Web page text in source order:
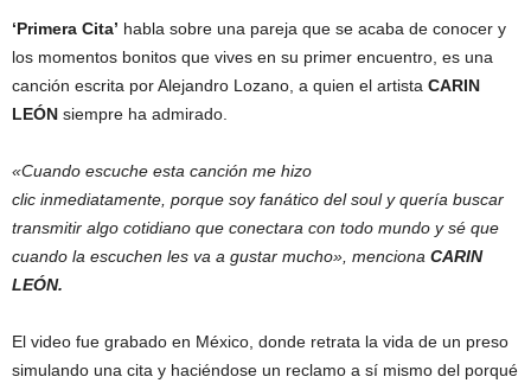
‘Primera Cita’ habla sobre una pareja que se acaba de conocer y
los momentos bonitos que vives en su primer encuentro, es una
canción escrita por Alejandro Lozano, a quien el artista CARIN
LEÓN siempre ha admirado.
«Cuando escuche esta canción me hizo
clic inmediatamente, porque soy fanático del soul y quería buscar
transmitir algo cotidiano que conectara con todo mundo y sé que
cuando la escuchen les va a gustar mucho», menciona CARIN
LEÓN.
El video fue grabado en México, donde retrata la vida de un preso
simulando una cita y haciéndose un reclamo a sí mismo del porqué